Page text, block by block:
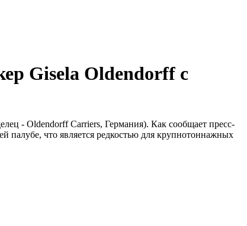
Gisela Oldendorff с
- Oldendorff Carriers, Германия). Как сообщает пресс-
палубе, что является редкостью для крупнотоннажных